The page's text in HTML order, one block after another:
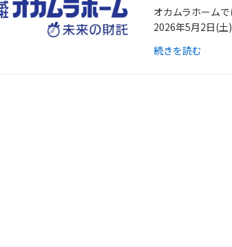
オカムラホーム
2026年5月2日(
続きを読む